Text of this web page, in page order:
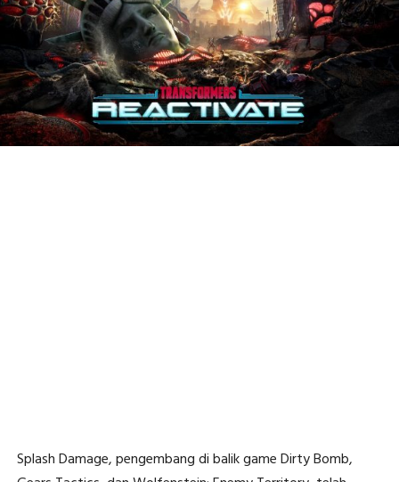
Splash Damage, pengembang di balik game Dirty Bomb,